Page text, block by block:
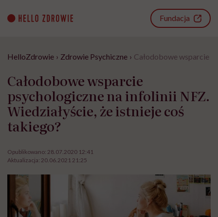
content
Fundacja
HelloZdrowie › Zdrowie Psychiczne › Całodobowe wsparcie
Całodobowe wsparcie
psychologiczne na infolinii NFZ.
Wiedziałyście, że istnieje coś
takiego?
Opublikowano: 28.07.2020 12:41
Aktualizacja: 20.06.2021 21:25